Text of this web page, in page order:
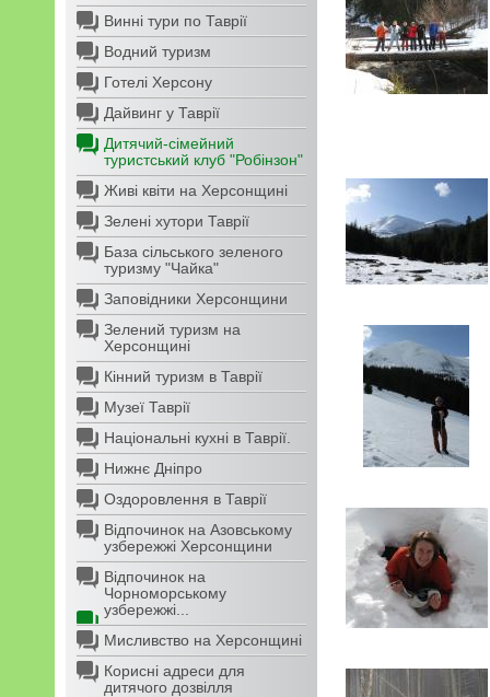
Винні тури по Таврії
Водний туризм
Готелі Херсону
Дайвинг у Таврії
Дитячий-сімейний
туристський клуб "Робінзон"
Живі квіти на Херсонщині
Зелені хутори Таврії
База сільського зеленого
туризму "Чайка"
Заповідники Херсонщини
Зелений туризм на
Херсонщині
Кінний туризм в Таврії
Музеї Таврії
Національні кухні в Таврії.
Нижнє Дніпро
Оздоровлення в Таврії
Відпочинок на Азовському
узбережжі Херсонщини
Відпочинок на
Чорноморському
узбережжі...
Мисливство на Херсонщині
Корисні адреси для
дитячого дозвілля